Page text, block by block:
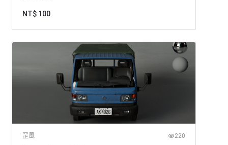
NT$ 100
罡風 220